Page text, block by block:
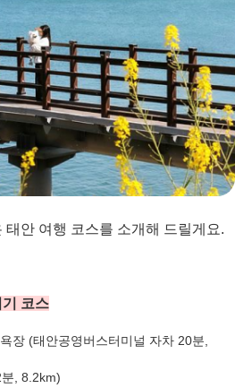
태안 여행 코스를 소개해 드릴게요.
코스
장 (태안공영버스터미널 자차 20분,
, 8.2km)